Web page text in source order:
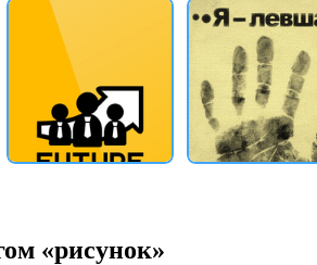
«рисунок»